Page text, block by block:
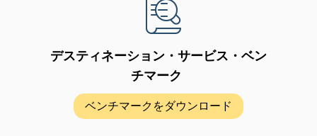
デスティネーション・サービス・ベン
チマーク
ベンチマークをダウンロード